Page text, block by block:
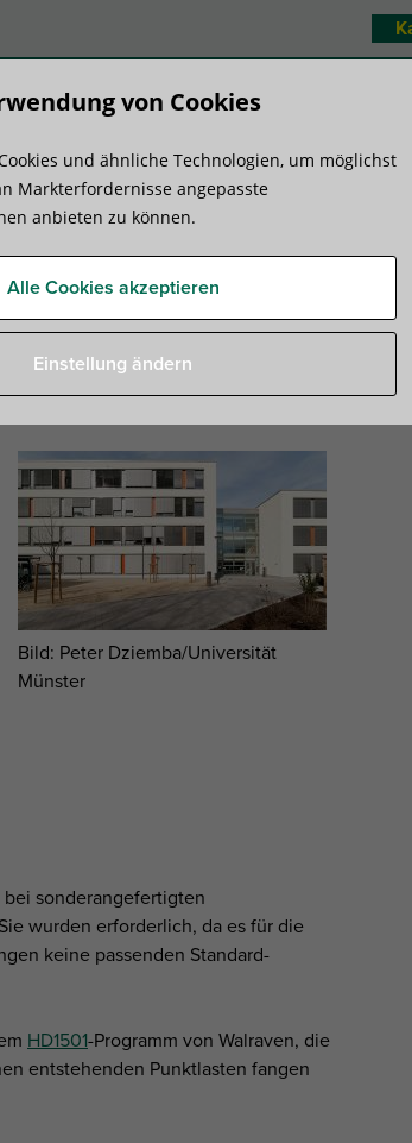
Know-how
für den „Pharma-Campus“
Campus“
Bild: Peter Dziemba/Universität
Münster
sonderangefertigten
wurden erforderlich, da es für die
keine passenden Standard-
HD1501-Programm von Walraven, die
entstehenden Punktlasten fangen
von Cookies
und ähnliche Technologien, um möglichst
Markterfordernisse angepasste
anbieten zu können.
Alle Cookies akzeptieren
Einstellung ändern